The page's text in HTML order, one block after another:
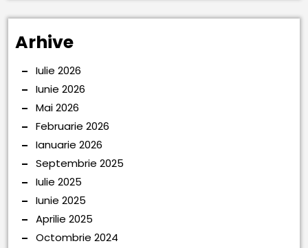
Arhive
Iulie 2026
Iunie 2026
Mai 2026
Februarie 2026
Ianuarie 2026
Septembrie 2025
Iulie 2025
Iunie 2025
Aprilie 2025
Octombrie 2024